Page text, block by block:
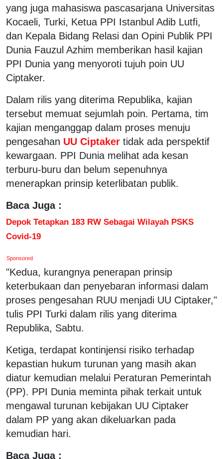
yang juga mahasiswa pascasarjana Universitas
Kocaeli, Turki, Ketua PPI Istanbul Adib Lutfi,
dan Kepala Bidang Relasi dan Opini Publik PPI
Dunia Fauzul Azhim memberikan hasil kajian
PPI Dunia yang menyoroti tujuh poin UU
Ciptaker.
Dalam rilis yang diterima Republika, kajian
tersebut memuat sejumlah poin. Pertama, tim
kajian menganggap dalam proses menuju
pengesahan UU Ciptaker tidak ada perspektif
kewargaan. PPI Dunia melihat ada kesan
terburu-buru dan belum sepenuhnya
menerapkan prinsip keterlibatan publik.
Baca Juga :
Depok Tetapkan 183 RW Sebagai Wilayah PSKS
Covid-19
Sponsored
"Kedua, kurangnya penerapan prinsip
keterbukaan dan penyebaran informasi dalam
proses pengesahan RUU menjadi UU Ciptaker,"
tulis PPI Turki dalam rilis yang diterima
Republika, Sabtu.
Ketiga, terdapat kontinjensi risiko terhadap
kepastian hukum turunan yang masih akan
diatur kemudian melalui Peraturan Pemerintah
(PP). PPI Dunia meminta pihak terkait untuk
mengawal turunan kebijakan UU Ciptaker
dalam PP yang akan dikeluarkan pada
kemudian hari.
Baca Juga :